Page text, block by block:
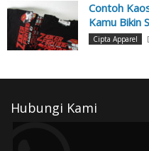
Contoh
Kamu Bikin
Cipta Apparel
Hubungi Kami